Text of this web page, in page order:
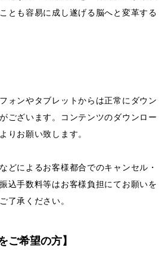
とも容易に成し遂げる脳へと変革する
ォンやタブレットからは正常にダウン
ございます。コンテンツのダウンロー
りお願い致します。
どによるお客様都合でのキャンセル・
込手数料等はお客様負担にてお願いを
了承ください。
ご希望の方】